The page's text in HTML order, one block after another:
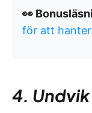
👀
för att
4.